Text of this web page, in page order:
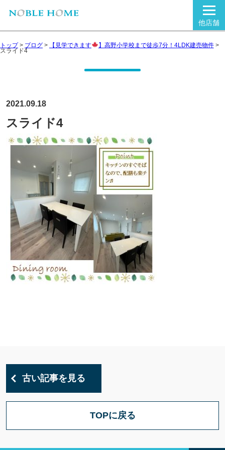
他店舗
トップ> ブログ > 【見学できます 】高野小学校まで徒歩7分！4LDK建売物件>
スライド4
2021.09.18
スライド4
古い記事を見る
TOPに戻る